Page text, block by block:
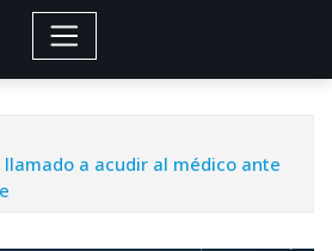
a acudir al médico ante